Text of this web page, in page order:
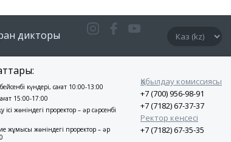
дикторы
күндері, сағат 10:00-13:00
15:00-17:00
ісі жөніндегі проректор – әр сәрсенбі
жұмысы жөніндегі проректор – әр
Қабылдау комиссиясы
+7 (700) 956-98-91
+7 (7182) 67-37-37
Ректор кеңсесі
+7 (7182) 67-35-35